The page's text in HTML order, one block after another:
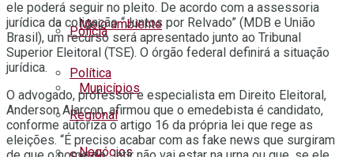
Meio ambiente
Municípios
Negócios
Polícia
Política
Regional
ele poderá seguir no pleito. De acordo com a assessoria
jurídica da coligação “Juntos por Relvado” (MDB e União
Brasil), um recurso será apresentado junto ao Tribunal
Superior Eleitoral (TSE). O órgão federal definirá a situação
jurídica.
O advogado, professor e especialista em Direito Eleitoral,
Anderson Alarcon, afirmou que o emedebista é candidato,
conforme autoriza o artigo 16 da própria lei que rege as
eleições. “É preciso acabar com as fake news que surgiram